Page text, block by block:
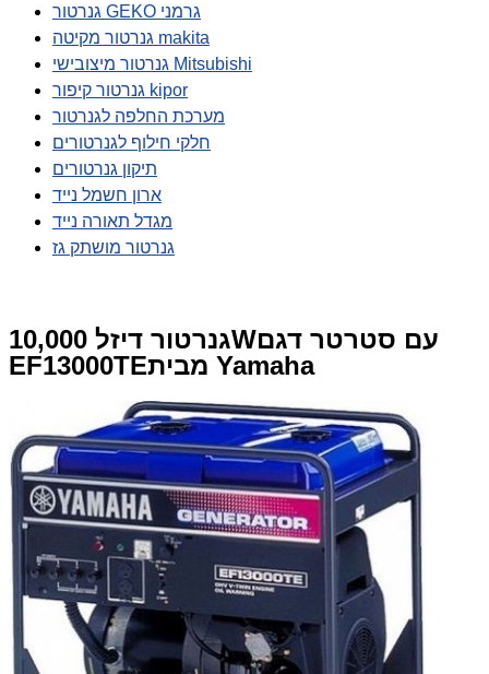
גנרטור GEKO גרמני
גנרטור מקיטה makita
גנרטור מיצובישי Mitsubishi
גנרטור קיפור kipor
מערכת החלפה לגנרטור
חלקי חילוף לגנרטורים
תיקון גנרטורים
ארון חשמל נייד
מגדל תאורה נייד
גנרטור מושתק גז
גנרטור דיזל 10,000Wעם סטרטר דגם
EF13000TEמבית Yamaha